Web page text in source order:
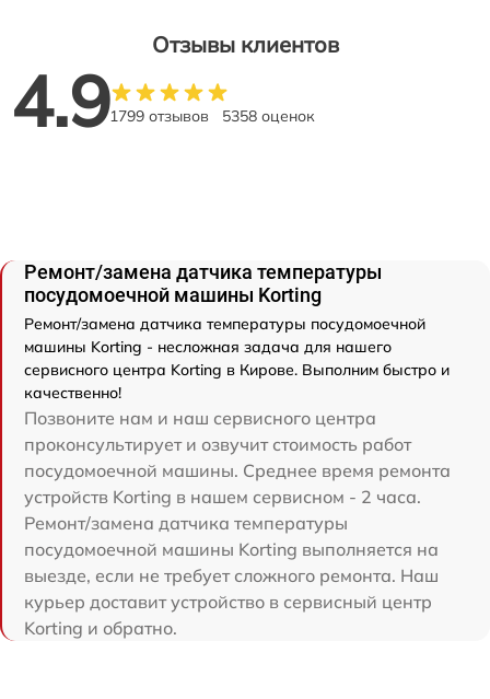
Отзывы клиентов
4.91799 отзывов 5358 оценок
Ремонт/замена датчика температуры
посудомоечной машины Korting
Ремонт/замена датчика температуры посудомоечной
машины Korting - несложная задача для нашего
сервисного центра Korting в Кирове. Выполним быстро и
качественно!
Позвоните нам и наш сервисного центра
проконсультирует и озвучит стоимость работ
посудомоечной машины. Среднее время ремонта
устройств Korting в нашем сервисном - 2 часа.
Ремонт/замена датчика температуры
посудомоечной машины Korting выполняется на
выезде, если не требует сложного ремонта. Наш
курьер доставит устройство в сервисный центр
Korting и обратно.